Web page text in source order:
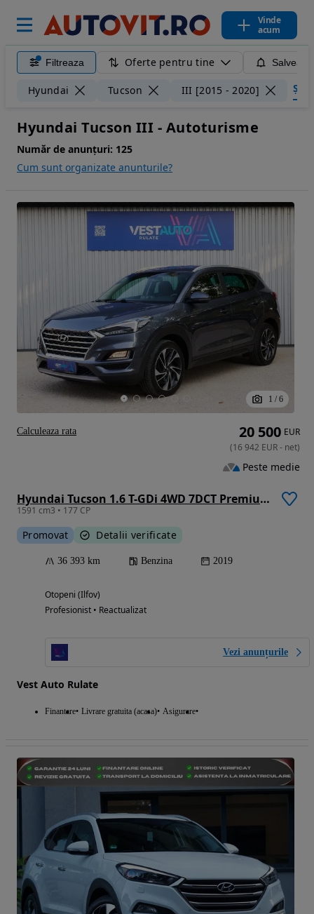
Vinde
acum
Filtreaza Oferte pentru tine
Hyundai Tucson III [2015 - 2020]
Hyundai Tucson III - Autoturisme
Număr de anunțuri: 125
Cum sunt organizate anunturile?
1 / 6
Hyundai Tucson 1.6 T-GDi 4WD 7DCT Premium
1591 cm3 • 177 CP
Promovat Detalii verificate
36 393 km Benzina 2019
Otopeni (Ilfov)
Profesionist • Reactualizat
Vezi anunțurile
Vest Auto Rulate
Finantare Livrare gratuita (acasa) Asigurare
20 500 EUR
(16 942 EUR- net)
Peste medie
Calculeaza rata